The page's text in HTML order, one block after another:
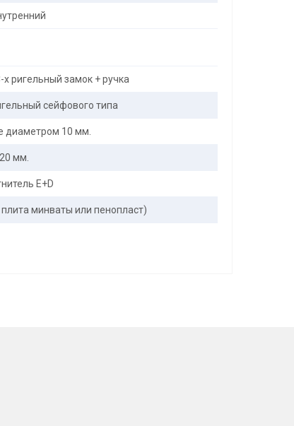
х ригельный замок + ручка
сейфового типа
диаметром 10 мм.
мм.
E+D
минваты или пенопласт)